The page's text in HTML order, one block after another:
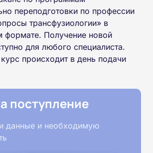
переподготовки по профессии
трансфузиологии» в
формате. Получение новой
для любого специалиста.
происходит в день подачи
поступление
данные и необходимую